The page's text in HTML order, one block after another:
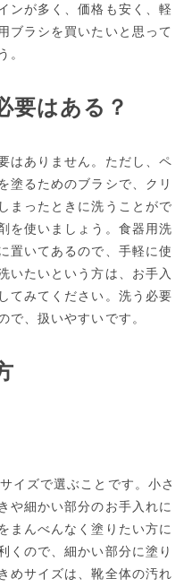
ンが多く、価格も安く、軽
ブラシを買いたいと思って
。
要はある？
はありません。ただし、ペ
塗るためのブラシで、クリ
まったときに洗うことがで
を使いましょう。食器用洗
置いてあるので、手軽に使
いたいという方は、お手入
てみてください。洗う必要
で、扱いやすいです。
イズで選ぶことです。小さ
や細かい部分のお手入れに
まんべんなく塗りたい方に
くので、細かい部分に塗り
めサイズは、靴全体の汚れ